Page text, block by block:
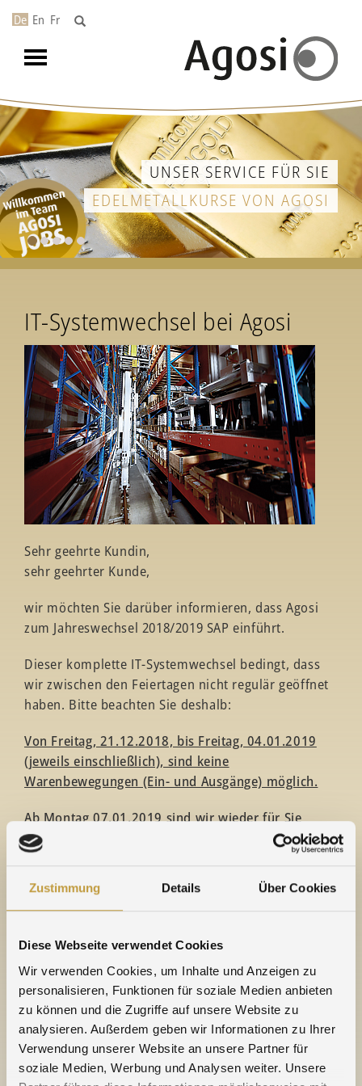
Zustimmung Details Über Cookies
Diese Webseite verwendet Cookies
Wir verwenden Cookies, um Inhalte und Anzeigen zu
personalisieren, Funktionen für soziale Medien anbieten
zu können und die Zugriffe auf unsere Website zu
analysieren. Außerdem geben wir Informationen zu Ihrer
Verwendung unserer Website an unsere Partner für
soziale Medien, Werbung und Analysen weiter. Unsere
De En Fr
Toggle
navigation
UNSER SERVICE FÜR SIE
EDELMETALLKURSE VON AGOSI
IT-Systemwechsel bei Agosi
Sehr geehrte Kundin,
sehr geehrter Kunde,
wir möchten Sie darüber informieren, dass Agosi
zum Jahreswechsel 2018/2019 SAP einführt.
Dieser komplette IT-Systemwechsel bedingt, dass
wir zwischen den Feiertagen nicht regulär geöffnet
haben. Bitte beachten Sie deshalb:
Von Freitag, 21.12.2018, bis Freitag, 04.01.2019
(jeweils einschließlich), sind keine
Warenbewegungen (Ein- und Ausgänge) möglich.
Ab Montag 07.01.2019 sind wir wieder für Sie
erreichbar.
27. und 28.12.2018 besetzt und steht im neuen Jahr
bereits ab 02.01.2019 wieder zu Ihrer Verfügung
Metallhandel nimmt Anlieferungen ab dem
02.01.2019 wieder entgegen.
Bitte disponieren Sie rechtzeitig.
Wir freuen uns auf eine weiterhin gute
Zusammenarbeit und verbleiben